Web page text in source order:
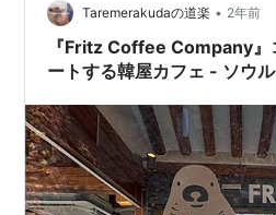
Taremerakudaの道楽 • 2年前
『Fritz Coffee Company』
ートする韓屋カフェ - ソウ